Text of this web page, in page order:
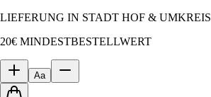
LIEFERUNG IN STADT HOF & UMKREIS
20€ MINDESTBESTELLWERT
Aa